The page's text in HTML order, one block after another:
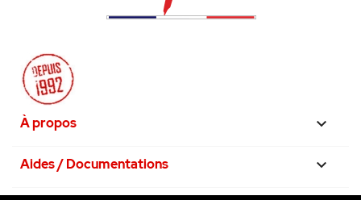
À propos 
Aides / Documentations 